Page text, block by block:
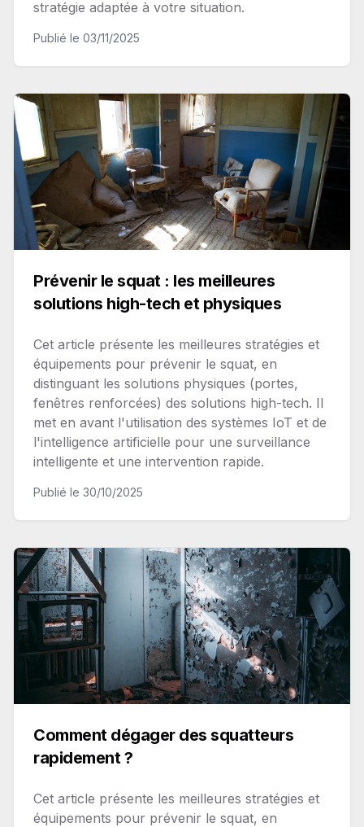
stratégie adaptée à votre situation.
Publié le 03/11/2025
Prévenir le squat : les meilleures
solutions high-tech et physiques
Cet article présente les meilleures stratégies et
équipements pour prévenir le squat, en
distinguant les solutions physiques (portes,
fenêtres renforcées) des solutions high-tech. Il
met en avant l'utilisation des systèmes IoT et de
l'intelligence artificielle pour une surveillance
intelligente et une intervention rapide.
Publié le 30/10/2025
Comment dégager des squatteurs
rapidement ?
Cet article présente les meilleures stratégies et
équipements pour prévenir le squat, en